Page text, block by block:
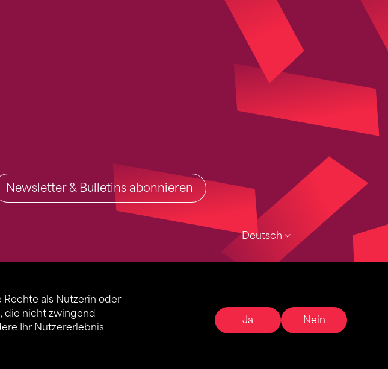
als Nutzerin oder
die nicht zwingend
Ihr Nutzererlebnis
Ja Nein
Deutsch
Newsletter & Bulletins abonnieren